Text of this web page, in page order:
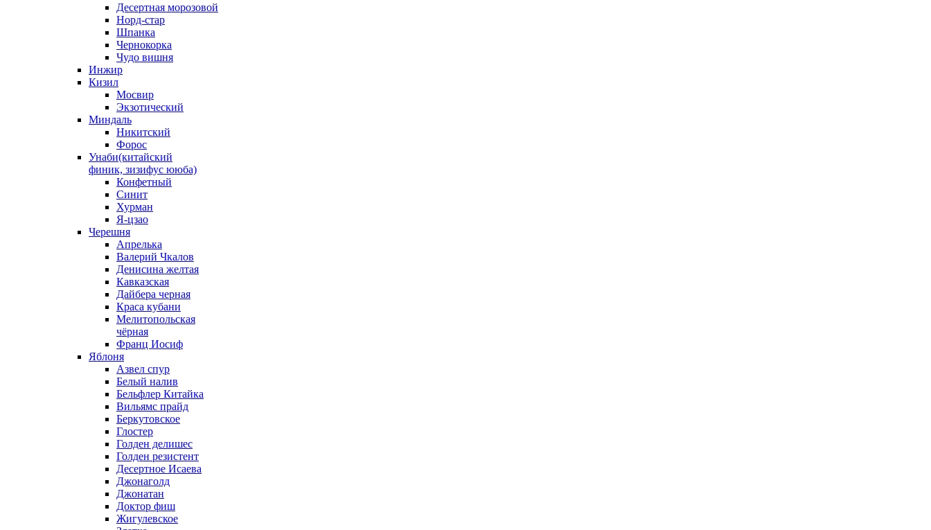
Десертная морозовой
Норд-стар
Шпанка
Чернокорка
Чудо вишня
Инжир
Кизил
Мосвир
Экзотический
Миндаль
Никитский
Форос
Унаби(китайский
финик, зизифус ююба)
Конфетный
Синит
Хурман
Я-цзао
Черешня
Апрелька
Валерий Чкалов
Денисина желтая
Кавказская
Дайбера черная
Краса кубани
Мелитопольская
чёрная
Франц Иосиф
Яблоня
Азвел спур
Белый налив
Бельфлер Китайка
Вильямс прайд
Беркутовское
Глостер
Голден делишес
Голден резистент
Десертное Исаева
Джонаголд
Джонатан
Доктор фиш
Жигулевское